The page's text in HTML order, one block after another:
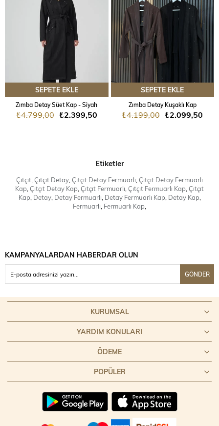
SEPETE EKLE
Zımba Detay Süet Kap - Siyah
₺2.399,50
₺4.799,00
SEPETE EKLE
Zımba Detay Kuşaklı Kap
₺2.099,50
₺4.199,00
Etiketler
Çıtçıt Çıtçıt Detay Çıtçıt Detay Fermuarlı Çıtçıt Detay Fermuarlı
Kap Çıtçıt Detay Kap Çıtçıt Fermuarlı Çıtçıt Fermuarlı Kap Çıtçıt
Kap, Detay, Detay Fermuarlı Detay Fermuarlı Kap, Detay Kap,
Fermuarlı Fermuarlı Kap
KAMPANYALARDAN HABERDAR OLUN
GÖNDER
KURUMSAL
YARDIM KONULARI
ÖDEME
POPÜLER